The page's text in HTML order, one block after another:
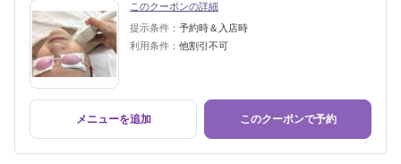
このクーポンの詳細
提示条件： 予約時＆入店時
利用条件： 他割引不可
メニューを追加 このクーポンで予約